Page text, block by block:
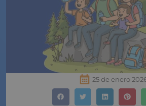
25 de enero 2026